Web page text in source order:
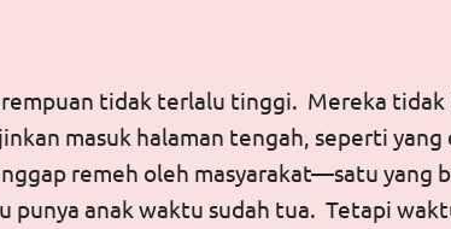
tidak terlalu tinggi. Mereka tidak
masuk halaman tengah, seperti
remeh oleh masyarakat—satu yang
punya anak waktu sudah tua. Tetapi